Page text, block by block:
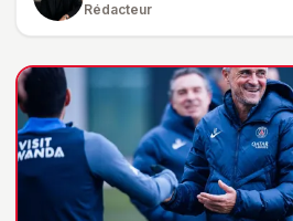
Rédacteur